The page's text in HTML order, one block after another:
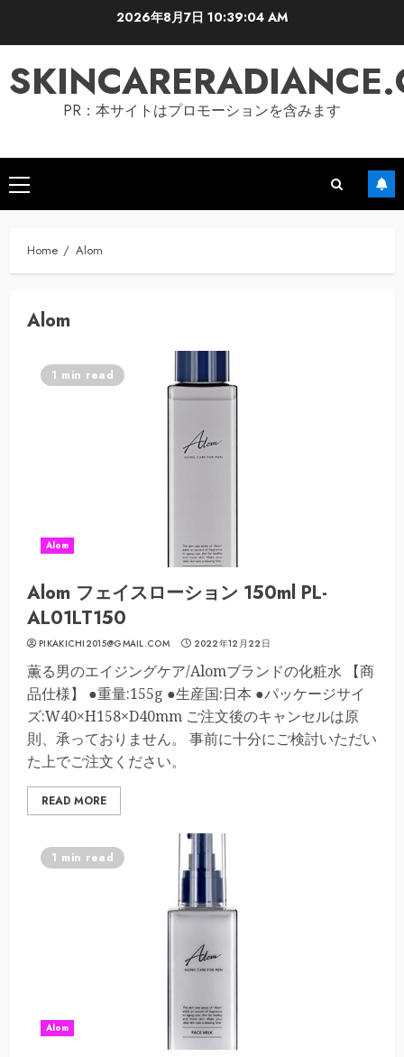
2026年8月7日 10:39:05 AM
PR：本サイトはプロモーションを含みます
Primary
Menu
Home Alom
Alom
1 min read
Alom
Alom フェイスローション 150ml PL-
AL01LT150
PIKAKICHI2015@GMAIL.COM 2022年12月22日
薫る男のエイジングケア/Alomブランドの化粧水 【商
品仕様】 ●重量:155g ●生産国:日本 ●パッケージサイ
ズ:W40×H158×D40mm ご注文後のキャンセルは原
則、承っておりません。 事前に十分にご検討いただい
た上でご注文ください。
READ MORE
1 min read
Alom